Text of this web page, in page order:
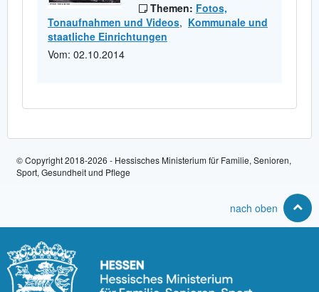
Themen: Fotos,
Tonaufnahmen und Videos, Kommunale und
staatliche Einrichtungen
Vom: 02.10.2014
© Copyright 2018-2026 - Hessisches Ministerium für Familie, Senioren,
Sport, Gesundheit und Pflege
nach oben